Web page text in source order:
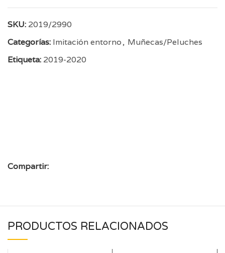
SKU: 2019/2990
Categorías: Imitación entorno, Muñecas/Peluches
Etiqueta: 2019-2020
Compartir:
PRODUCTOS RELACIONADOS